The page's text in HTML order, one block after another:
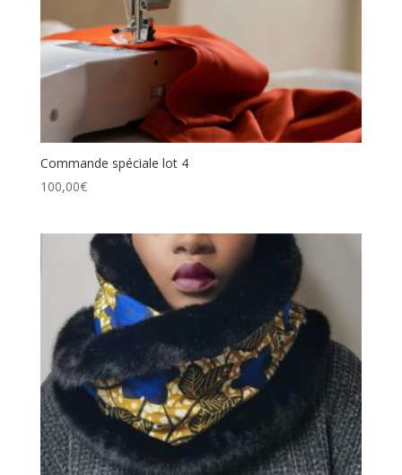
Commande spéciale lot 4
100,00€